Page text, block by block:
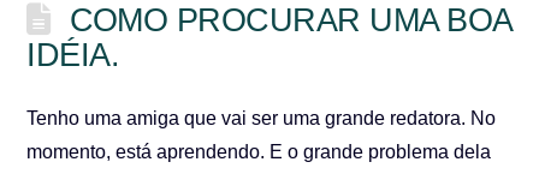
COMO PROCURAR UMA BOA
IDÉIA.
Tenho uma amiga que vai ser uma grande redatora. No
momento, está aprendendo. E o grande problema dela